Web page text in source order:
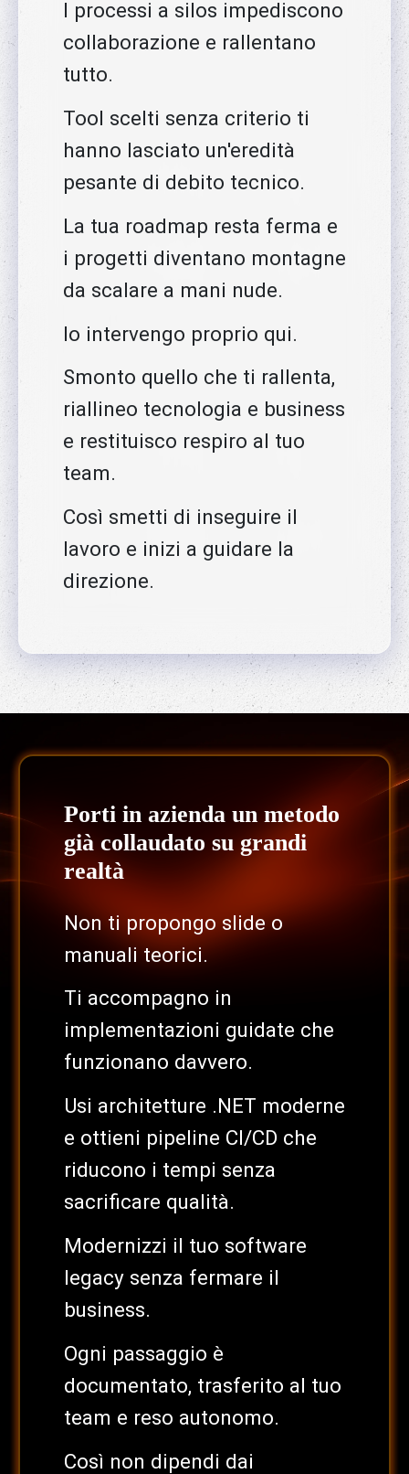
I processi a silos impediscono
collaborazione e rallentano
tutto.
Tool scelti senza criterio ti
hanno lasciato un'eredità
pesante di debito tecnico.
La tua roadmap resta ferma e
i progetti diventano montagne
da scalare a mani nude.
Io intervengo proprio qui.
Smonto quello che ti rallenta,
riallineo tecnologia e business
e restituisco respiro al tuo
team.
Così smetti di inseguire il
lavoro e inizi a guidare la
direzione.
Porti in azienda un metodo
già collaudato su grandi
realtà
Non ti propongo slide o
manuali teorici.
Ti accompagno in
implementazioni guidate che
funzionano davvero.
Usi architetture .NET moderne
e ottieni pipeline CI/CD che
riducono i tempi senza
sacrificare qualità.
Modernizzi il tuo software
legacy senza fermare il
business.
Ogni passaggio è
documentato, trasferito al tuo
team e reso autonomo.
Così non dipendi dai